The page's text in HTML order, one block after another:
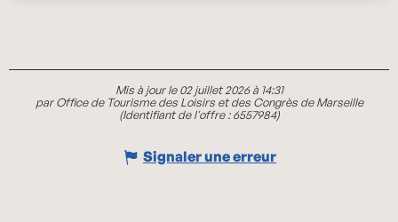
Mis à jour le 02 juillet 2026 à 14:31
par Office de Tourisme des Loisirs et des Congrès de Marseille
(Identifiant de l'offre :6557984)
Signaler une erreur